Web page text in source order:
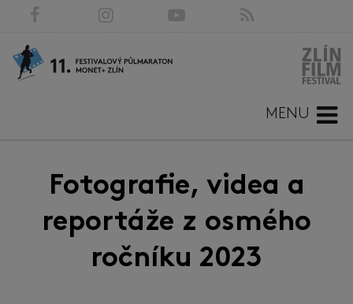
MENU
Fotografie, videa a
reportáže z osmého
ročníku 2023